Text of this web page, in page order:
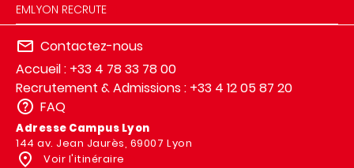
EMLYON RECRUTE
Contactez-nous
Accueil : +33 4 78 33 78 00
Recrutement & Admissions : +33 4 12 05 87 20
FAQ
Adresse Campus Lyon
144 av. Jean Jaurès, 69007 Lyon
Voir l'itinéraire